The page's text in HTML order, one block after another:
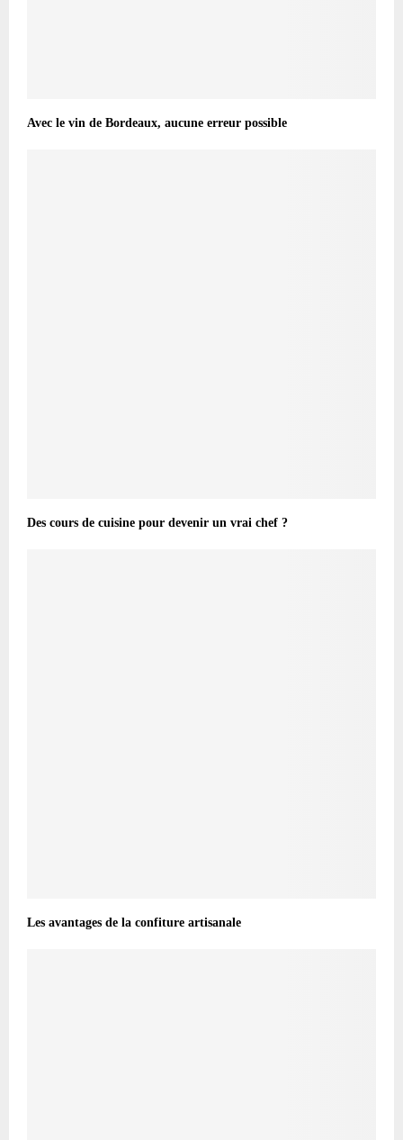
Avec le vin de Bordeaux, aucune erreur possible
Des cours de cuisine pour devenir un vrai chef ?
Les avantages de la confiture artisanale